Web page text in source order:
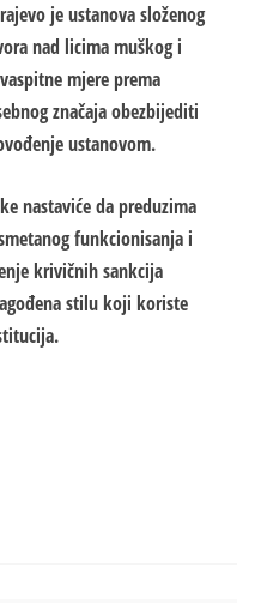
je ustanova složenog
nad licima muškog i
mjere prema
značaja obezbijediti
ustanovom.
nastaviće da preduzima
funkcionisanja i
krivičnih sankcija
stilu koji koriste